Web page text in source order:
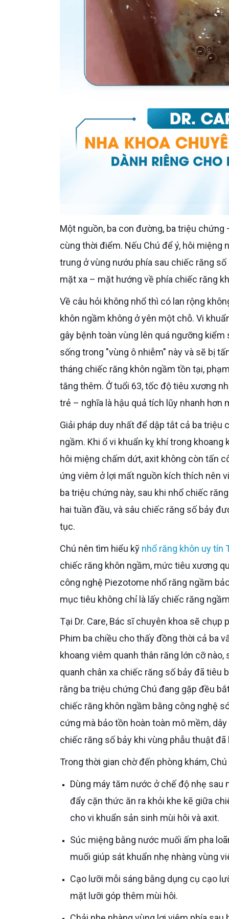
Một nguồn, ba con đường, ba triệu chứng – đó là lý do cả ba xuất hiện cùng vùng phía sau và xuất hiện
cùng thời điểm. Nếu Chú để ý, hôi miệng
trung ở vùng nướu phía sau chiếc răng
mặt xa – mặt hướng về phía chiếc răng
Về câu hỏi không nhổ thì có lan rộng không – Bác sĩ trả lời rõ: có, và đang lan. Ổ vi khuẩn từ chiếc răng
khôn ngầm không ở yên một chỗ. Vi
gây bệnh toàn vùng lên quá ngưỡng
sống trong "vùng ô nhiễm" này và sẽ bị
tháng chiếc răng khôn ngầm tồn tại,
tăng thêm. Ở tuổi 63, tốc độ tiêu xương
trẻ – nghĩa là hậu quả tích lũy nhanh hơn
Giải pháp duy nhất để dập tắt cả ba triệu chứng cùng lúc là loại bỏ nguồn gốc: nhổ chiếc răng khôn mọc
ngầm. Khi ổ vi khuẩn kỵ khí trong
hôi miệng chấm dứt, axit không còn tấn
ứng viêm ở lợi mất nguồn kích thích nên
ba triệu chứng này, sau khi nhổ chiếc
hai tuần đầu, và sâu chiếc răng số bảy
tục.
Chú nên tìm hiểu kỹ nhổ răng khôn uy tín
chiếc răng khôn ngầm, mức tiêu xương
công nghệ Piezotome nhổ răng ngầm
mục tiêu không chỉ là lấy chiếc răng
Tại Dr. Care, Bác sĩ chuyên khoa sẽ chụp phim cắt lớp ba chiều CBCT miễn phí ngay buổi khám đầu tiên.
Phim ba chiều cho thấy đồng thời cả ba
khoang viêm quanh thân răng lớn cỡ
quanh chân xa chiếc răng số bảy đã tiêu
rằng ba triệu chứng Chú đang gặp đều
chiếc răng khôn ngầm bằng công nghệ
cứng mà bảo tồn hoàn toàn mô mềm,
chiếc răng số bảy khi vùng phẫu thuật đã
Trong thời gian chờ đến phòng khám,
Dùng máy tăm nước ở chế độ nhẹ sau mỗi bữa ăn, xịt trực tiếp vào vùng phía sau chiếc răng số bảy –
đẩy cặn thức ăn ra khỏi khe kẽ giữa
cho vi khuẩn sản sinh mùi hôi và axit.
Súc miệng bằng nước muối ấm pha loãng bốn đến năm lần mỗi ngày, đặc biệt sau bữa ăn – nước
muối giúp sát khuẩn nhẹ nhàng vùng
Cạo lưỡi mỗi sáng bằng dụng cụ cạo lưỡi chuyên dụng vì vi khuẩn kỵ khí từ ổ viêm cũng bám trên bề
mặt lưỡi góp thêm mùi hôi.